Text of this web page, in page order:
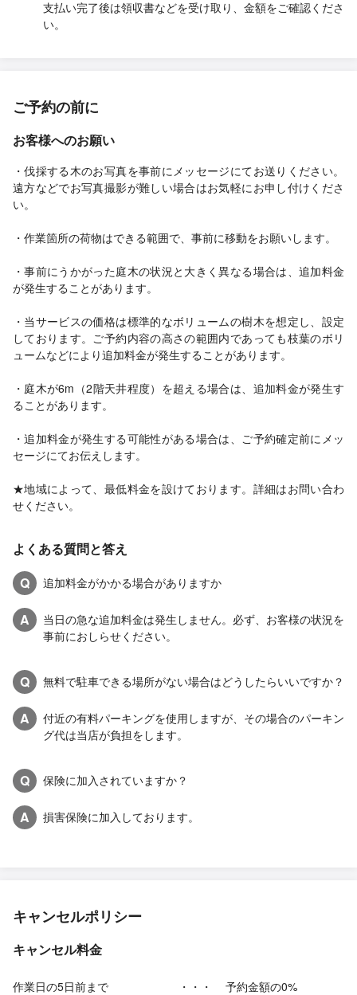
支払い完了後は領収書などを受け取り、金額をご確認くださ
い。
ご予約の前に
お客様へのお願い
・伐採する木のお写真を事前にメッセージにてお送りください。
遠方などでお写真撮影が難しい場合はお気軽にお申し付けくださ
い。
・作業箇所の荷物はできる範囲で、事前に移動をお願いします。
・事前にうかがった庭木の状況と大きく異なる場合は、追加料金
が発生することがあります。
・当サービスの価格は標準的なボリュームの樹木を想定し、設定
しております。ご予約内容の高さの範囲内であっても枝葉のボリ
ュームなどにより追加料金が発生することがあります。
・庭木が6m（2階天井程度）を超える場合は、追加料金が発生す
ることがあります。
・追加料金が発生する可能性がある場合は、ご予約確定前にメッ
セージにてお伝えします。
★地域によって、最低料金を設けております。詳細はお問い合わ
せください。
よくある質問と答え
Q
追加料金がかかる場合がありますか
A
当日の急な追加料金は発生しません。必ず、お客様の状況を
事前におしらせください。
Q 無料で駐車できる場所がない場合はどうしたらいいですか？
A
付近の有料パーキングを使用しますが、その場合のパーキン
グ代は当店が負担をします。
Q 保険に加入されていますか？
A 損害保険に加入しております。
キャンセルポリシー
キャンセル料金
作業日の5日前まで ・・・
予約金額の0%